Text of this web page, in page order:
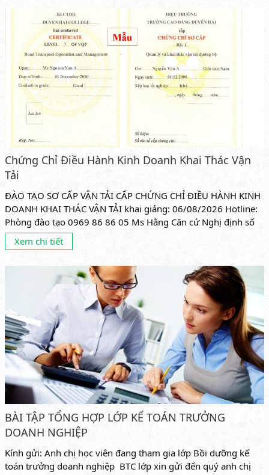
Chứng Chỉ Điều Hành Kinh Doanh Khai Thác Vận
Tải
ĐÀO TẠO SƠ CẤP VẬN TẢI CẤP CHỨNG CHỈ ĐIỀU HÀNH KINH
DOANH KHAI THÁC VẬN TẢI khai giảng: 06/08/2026 Hotline:
Phòng đào tạo 0969 86 86 05 Ms Hằng Căn cứ Nghị định số
10/2020/NĐ-CP, ngày...
Xem chi tiết
BÀI TẬP TỔNG HỢP LỚP KẾ TOÁN TRƯỞNG
DOANH NGHIỆP
Kính gửi: Anh chị học viên đang tham gia lớp Bồi dưỡng kế
toán trưởng doanh nghiệp BTC lớp xin gửi đến quý anh chị